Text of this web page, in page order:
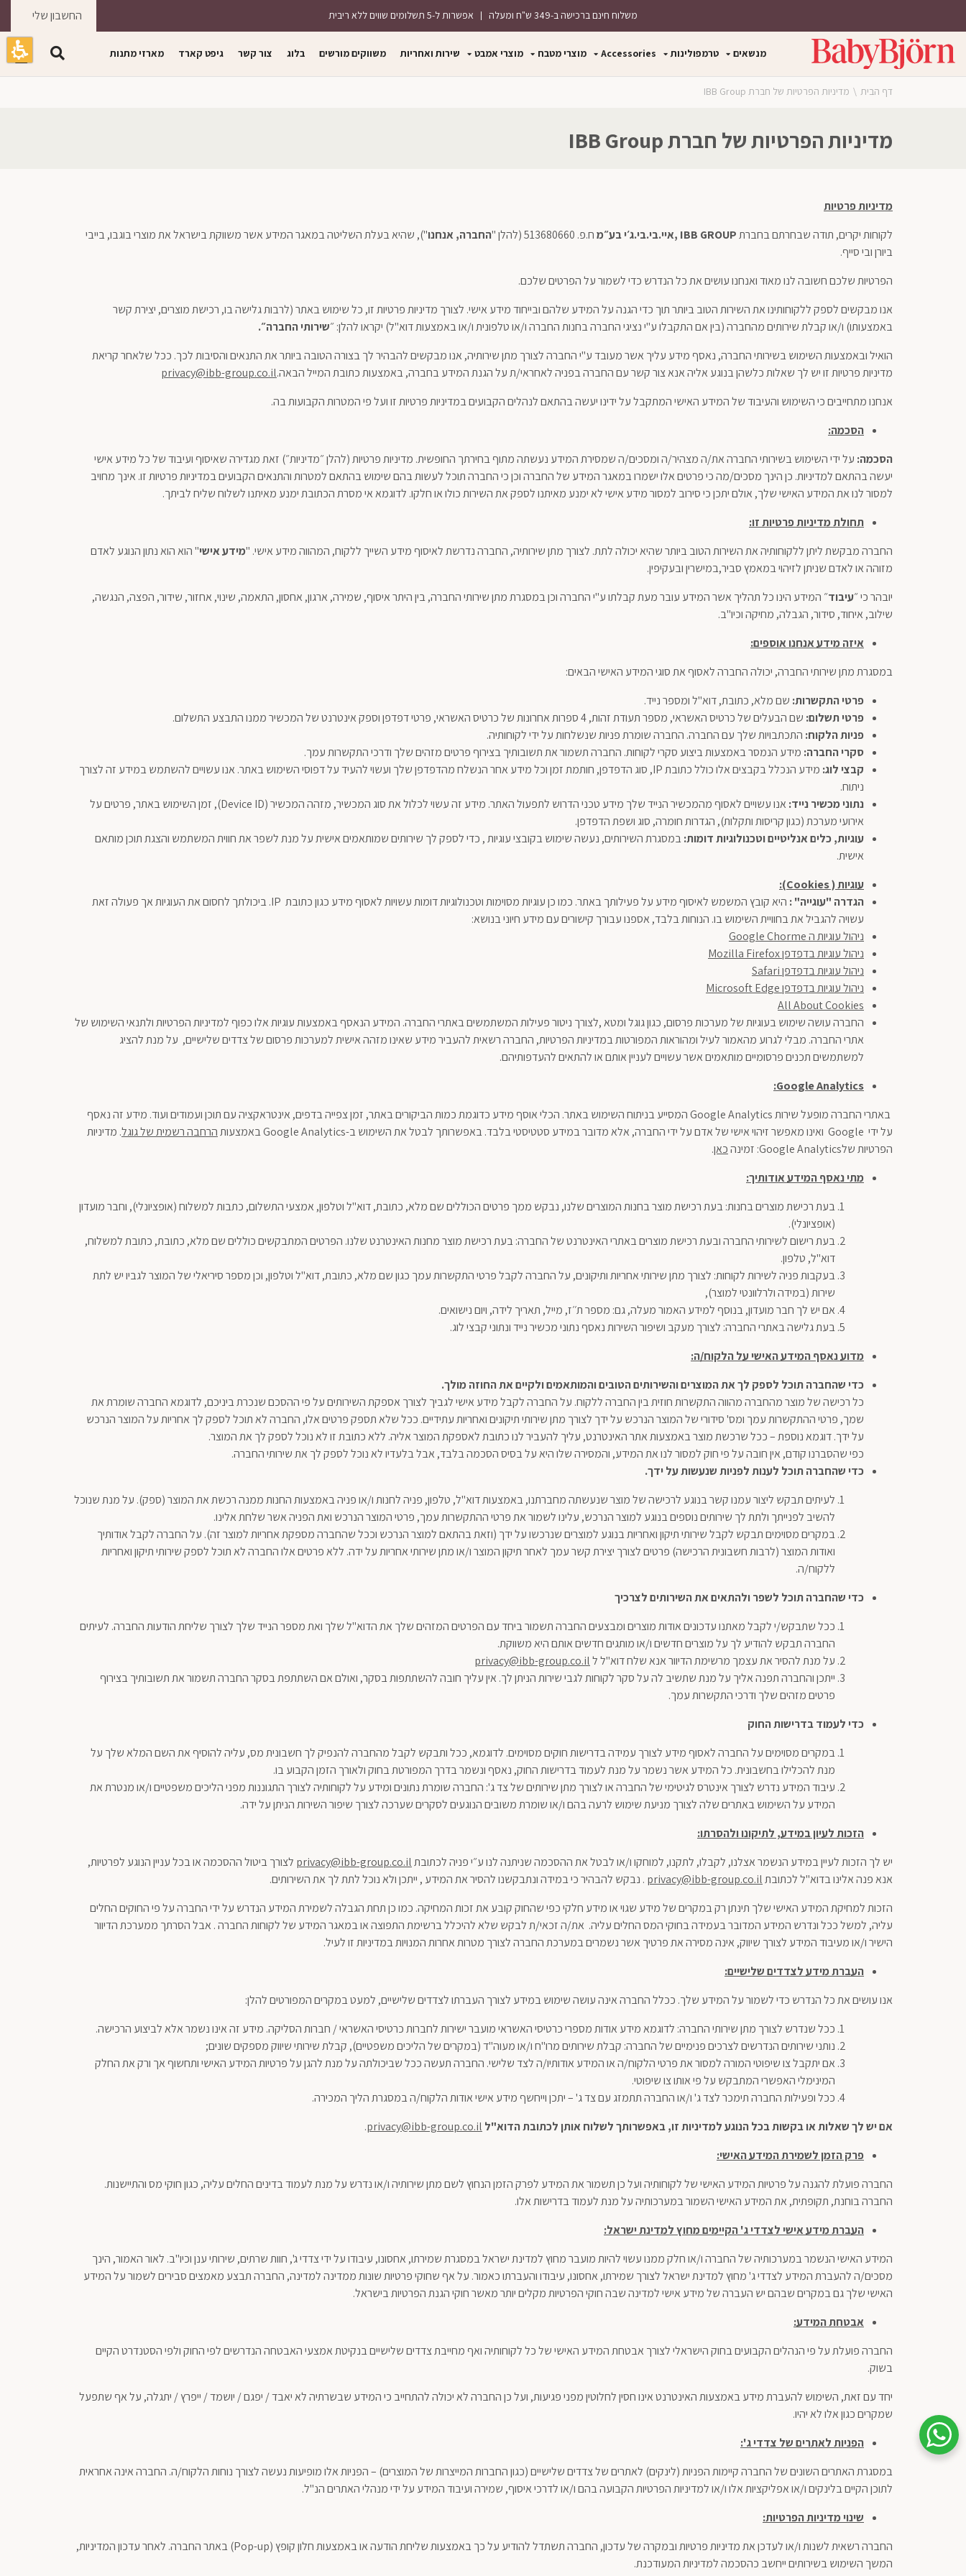
אינטרנט,
לחץ
באפשרותך
ללחוץ
אנטר
משלוח חינם ברכישה ב-349 ש"ח ומעלה אפשרות ל-5 תשלומים שווים ללא ריבית החשבון שלי
פתח תפריט במצב נגיש (התפריט יפתח מסך מוקפץ)
מנשאים טרמפולינות Accessories מוצרי מטבח מוצרי אמבט שירות ואחריות משווקים מורשים בלוג צור קשר גיפט קארד מארזי מתנות
דף הבית מדיניות הפרטיות של חברת IBB Group
מדיניות הפרטיות של חברת IBB Group
מדיניות פרטיות
לקוחות יקרים, תודה שבחרתם בחברת
IBB GROUP ,איי.בי.בי.ג׳י בע״מח.פ. 513680660 (להלן " החברה, אנחנו"), שהיא בעלת השליטה במאגר המידע אשר משווקת בישראל את מוצרי בוגבו, בייבי
ביורן ובי סייף.
הפרטיות שלכם חשובה לנו מאוד ואנחנו עושים את כל הנדרש כדי לשמור על הפרטים שלכם.
אנו מבקשים לספק ללקוחותינו את השירות הטוב ביותר תוך כדי הגנה על המידע שלהם ובייחוד מידע אישי. לצורך מדיניות פרטיות זו, כל שימוש באתר (לרבות גלישה בו, רכישת מוצרים, יצירת קשר
באמצעותו) ו/או קבלת שירותים מהחברה (בין אם התקבלו ע"י נציגי החברה בחנות החברה ו/או טלפונית ו/או באמצעות דוא"ל) יקראו להלן: ״שירותיהחברה״.
הואיל ובאמצעות השימוש בשירותי החברה, נאסף מידע עליך אשר מעובד ע"י החברה לצורך מתן שירותיה, אנו מבקשים להבהיר לך בצורה הטובה ביותר את התנאים והסיבות לכך. ככל שלאחר קריאת
מדיניות פרטיות זו יש לך שאלות כלשהן בנוגע אליה אנא צור קשר עם החברה בפניה לאחראי/ת על הגנת המידע בחברה, באמצעות כתובת המייל הבאה.privacy@ibb-group.co.il
אנחנו מתחייבים כי השימוש והעיבוד של המידע האישי המתקבל על ידינו יעשה בהתאם לנהלים הקבועים במדיניות פרטיות זו ועל פי המטרות הקבועות בה.
הסכמה:
הסכמה: על ידי השימוש בשירותי החברה את/ה מצהיר/ה ומסכים/ה שמסירת המידע נעשתה מתוף בחירתך החופשית. מדיניות פרטיות (להלן ״מדיניות״) זאת מגדירה שאיסוף ועיבוד של כל מידע אישי
יעשה בהתאם למדיניות. כן הינך מסכים/מה כי פרטים אלו ישמרו במאגר המידע של החברה וכן כי החברה תוכל לעשות בהם שימוש בהתאם למטרות והתנאים הקבועים במדיניות פרטיות זו. אינך מחויב
למסור לנו את המידע האישי שלך, אולם יתכן כי סירוב למסור מידע אישי לא ימנע מאיתנו לספק את השירות כולו או חלקו. לדוגמא אי מסרת הכתובת ימנע מאיתנו לשלוח שליח לביתך.
תחולת מדיניות פרטיות זו:
החברה מבקשת ליתן ללקוחותיה את השירות הטוב ביותר שהיא יכולה לתת. לצורך מתן שירותיה, החברה נדרשת לאיסוף מידע השייך ללקוח, המהווה מידע אישי. "מידעאישי" הוא הוא נתון הנוגע לאדם
מזוהה או לאדם שניתן לזיהוי במאמץ סביר,במישרין ובעקיפין.
יובהר כי ״עיבוד״ המידע הינו כל תהליך אשר המידע עובר מעת קבלתו ע"י החברה וכן במסגרת מתן שירותי החברה, בין היתר איסוף, שמירה, ארגון, אחסון, התאמה, שינוי, אחזור, שידור, הפצה, הנגשה,
שילוב, איחוד, סידור, הגבלה, מחיקה וכיו"ב.
איזה מידע אנחנו אוספים:
במסגרת מתן שירותי החברה, יכולה החברה לאסוף את סוגי המידע האישי הבאים:
פרטי התקשרות: שם מלא, כתובת, דוא"ל ומספר נייד.
פרטי תשלום: שם הבעלים של כרטיס האשראי, מספר תעודת זהות, 4 ספרות אחרונות של כרטיס האשראי, פרטי דפדפן וספק אינטרנט של המכשיר ממנו התבצע התשלום.
פניות הלקוח: התכתבויות שלך עם החברה. החברה שומרת פניות שנשלחות על ידי לקוחותיה.
סקרי החברה: מידע הנמסר באמצעות ביצוע סקרי לקוחות. החברה תשמור את תשובותיך בצירוף פרטים מזהים שלך ודרכי התקשרות עמך.
קבצי לוג:
מידע הנכלל בקבצים אלו כולל כתובת IP, סוג הדפדפן, חותמת זמן וכל מידע אחר הנשלח מהדפדפן שלך ועשוי להעיד על דפוסי השימוש באתר. אנו עשויים להשתמש במידע זה לצורך
ניתוח.
נתוני מכשיר נייד:
אנו עשויים לאסוף מהמכשיר הנייד שלך מידע טכני הדרוש לתפעול האתר. מידע זה עשוי לכלול את סוג המכשיר, מזהה המכשיר (Device ID), זמן השימוש באתר, פרטים על
אירועי מערכת (כגון קריסות ותקלות), הגדרות חומרה, סוג ושפת הדפדפן.
עוגיות, כלים אנליטיים וטכנולוגיות דומות:במסגרת השירותים, נעשה שימוש בקובצי עוגיות , כדי לספק לך שירותים שמותאמים אישית על מנת לשפר את חווית המשתמש והצגת תוכן מותאם
אישית.
עוגיות (Cookies
)
:
הגדרה "עוגייה" :
היא קובץ המשמש לאיסוף מידע על פעילותך באתר. כמו כן עוגיות מסוימות וטכנולוגיות דומות עשויות לאסוף מידע כגון כתובת IP. ביכולתך לחסום את העוגיות אך פעולה זאת
עשויה להגביל את בחוויית השימוש בו. הנוחות בלבד, אספנו עבורך קישורים עם מידע חיוני בנושא:
ניהול עוגיות ה Google Chorme
ניהול עוגיות בדפדפן Mozilla Firefox
ניהול עוגיות בדפדפן Safari
ניהול עוגיות בדפדפן Microsoft Edge
All About Cookies
החברה עושה שימוש בעוגיות של מערכות פרסום, כגון גוגל ומטא ,לצורך ניטור פעילות המשתמשים באתרי החברה. המידע הנאסף באמצעות עוגיות אלו כפוף למדיניות הפרטיות ולתנאי השימוש של
אתרי החברה. מבלי לגרוע מהאמור לעיל ומהוראות המפורטות במדיניות הפרטיות, החברה רשאית להעביר מידע שאינו מזהה אישית למערכות פרסום של צדדים שלישיים, על מנת להציג
למשתמשים תכנים פרסומיים מותאמים אשר עשויים לעניין אותם או להתאים להעדפותיהם.
Google Analytics
:
באתרי החברה מופעל שירות Google Analytics המסייע בניתוח השימוש באתר. הכלי אוסף מידע כדוגמת כמות הביקורים באתר, זמן צפייה בדפים, אינטראקציה עם תוכן ועמודים ועוד. מידע זה נאסף
על ידי Google ואינו מאפשר זיהוי אישי של אדם על ידי החברה, אלא מדובר במידע סטטיסטי בלבד. באפשרותך לבטל את השימוש ב-Google Analytics באמצעות
הרחבה רשמית של גוגל. מדיניות
הפרטיות שלGoogle Analytics: זמינה
כאן.
מתי נאסף המידע אודותיך:
בעת רכישת מוצרים בחנות: בעת רכישת מוצר בחנות המוצרים שלנו, נבקש ממך פרטים הכוללים שם מלא, כתובת, דוא"ל וטלפון, אמצעי התשלום, כתבות למשלוח (אופציונלי), וחבר מועדון
(אופציונלי).
בעת רישום לשירותי החברה ובעת רכישת מוצרים באתרי האינטרנט של החברה: בעת רכישת מוצר מחנות האינטרנט שלנו. הפרטים המתבקשים כוללים שם מלא, כתובת, כתובת למשלוח,
דוא"ל, טלפון.
בעקבות פניה לשירות לקוחות: לצורך מתן שירותי אחריות ותיקונים, על החברה לקבל פרטי התקשרות עמך כגון שם מלא, כתובת, דוא"ל וטלפון, וכן מספר סיריאלי של המוצר לגביו יש לתת
שירות (במידה ולרלוונטי למוצר),
אם יש לך חבר מועדון, בנוסף למידע האמור מעלה, גם: מספר ת׳׳ז, מייל, תאריך לידה, ויום נישואים.
בעת גלישה באתרי החברה: לצורך מעקב ושיפור השירות נאסף נתוני מכשיר נייד ונתוני קבצי לוג.
מדוע נאסף המידע האישי על הלקוח/ה:
כדי שהחברה תוכל לספק לך אתהמוצרים והשירותיםהטובים והמותאמיםולקיים את החוזה מולך.
כל רכישה של מוצר מהחברה מהווה התקשרות חוזית בין החברה ללקוח. על החברה לקבל מידע אישי לגביך לצורך אספקת השירותים על פי ההסכם שנכרת ביניכם, לדוגמא החברה שומרת את
שמך, פרטי ההתקשרות עמך ומס' סידורי של המוצר הנרכש על ידך לצורך מתן שירותי תיקונים ואחריות עתידיים. ככל שלא תספק פרטים אלו, החברה לא תוכל לספק לך אחריות על המוצר הנרכש
על ידך. דוגמא נוספת – ככל שרכשת מוצר באמצעות אתר האינטרנט, עליך להעביר לנו כתובת לאספקת המוצר אליה. ללא כתובת זו לא נוכל לספק לך את המוצר.
כפי שהסברנו קודם, אין חובה על פי חוק למסור לנו את המידע, והמסירה שלו היא על בסיס הסכמה בלבד, אבל בלעדיו לא נוכל לספק לך את שירותי החברה.
כדי שהחברה תוכל לענות לפניות שנעשות על ידך.
לעיתים תבקש ליצור עמנו קשר בנוגע לרכישה של מוצר שנעשתה מחברתנו, באמצעות דוא"ל, טלפון, פניה לחנות ו/או פניה באמצעות החנות ממנה רכשת את המוצר (ספק). על מנת שנוכל
להשיב לפנייתך ולתת לך שירותים נוספים בנוגע למוצר הנרכש, עלינו לשמור את פרטי ההתקשרות עמך, פרטי המוצר הנרכש ואת הפניה אשר שלחת אלינו.
במקרים מסוימים תבקש לקבל שירותי תיקון ואחריות בנוגע למוצרים שנרכשו על ידך (וזאת בהתאם למוצר הנרכש וככל שהחברה מספקת אחריות למוצר זה). על החברה לקבל אודותיך
ואודות המוצר (לרבות חשבונית הרכישה) פרטים לצורך יצירת קשר עמך לאחר תיקון המוצר ו/או מתן שירותי אחריות על ידה. ללא פרטים אלו החברה לא תוכל לספק שירותי תיקון ואחריות
ללקוח/ה.
כדי שהחברה תוכל לשפר ולהתאים את השירותים לצרכיך
ככל שתבקש/י לקבל מאתנו עדכונים אודות מוצרים ומבצעים החברה תשמור ביחד עם הפרטים המזהים שלך את הדוא"ל שלך ואת מספר הנייד שלך לצורך שליחת הודעות החברה. לעיתים
החברה תבקש להודיע לך על מוצרים חדשים ו/או מותגים חדשים אותם היא משווקת.
על מנת להסיר את עצמך מרשימת הדיוור אנא שלח דוא"ל לprivacy@ibb-group.co.il
ייתכן והחברה תפנה אליך על מנת שתשיב לה על סקר לקוחות לגבי שירות הניתן לך. אין עליך חובה להשתתפות בסקר, ואולם אם השתתפת בסקר החברה תשמור את תשובותיך בצירוף
פרטים מזהים שלך ודרכי התקשרות עמך.
כדי לעמוד בדרישות החוק
במקרים מסוימים על החברה לאסוף מידע לצורך עמידה בדרישות חוקים מסוימים. לדוגמא, ככל ותבקש לקבל מהחברה להנפיק לך חשבונית מס, עליה להוסיף את השם המלא שלך על
מנת להכלילו בחשבונית. כל המידע אשר נשמר על מנת לעמוד בדרישות החוק, נאסף ונשמר בדרך המפורטת בחוק ולאורך הזמן הקבוע בו.
עיבוד המידע נדרש לצורך אינטרס לגיטימי של החברה או לצורך מתן שירותים של צד ג': החברה שומרת נתונים ומידע על לקוחותיה לצורך התגוננות מפני הליכים משפטיים ו/או מנטרת את
המידע על השימוש באתרים שלה לצורך מניעת שימוש לרעה בהם ו/או שומרת משובים הנוגעים לסקרים שערכה לצורך שיפור השירות הניתן על ידה.
הזכות לעיון במידע, לתיקונו ולהסרתו:
יש לך הזכות לעיין במידע הנשמר אצלנו, לקבלו, לתקנו, למוחקו ו/או לבטל את ההסכמה שניתנה לנו ע״י פניה לכתובתprivacy@ibb-group.co.il לצורך ביטול ההסכמה או בכל עניין הנוגע לפרטיות,
אנא פנה אלינו בדוא"ל לכתובתprivacy@ibb-group.co.il . נבקש להבהיר כי במידה ונתבקשנו להסיר את המידע , ייתכן ולא נוכל לתת לך את השירותים.
הזכות למחיקת המידע האישי שלך תינתן רק במקרים של מידע שגוי או מידע חלקי כפי שהחוק קובע את זכות המחיקה. כמו כן תחת הגבלה לשמירת המידע הנדרש על ידי החברה על פי החוקים החלים
עליה, למשל ככל ונדרש המידע המדובר בעמידה בחוקי המס החלים עליה. את/ה זכאי/ת לבקש שלא להיכלל ברשימת התפוצה או במאגר המידע של לקוחות החברה . אבל הסרתך ממערכת הדיוור
הישיר ו/או מעיבוד המידע לצורך שיווק, אינה מסירה את פרטיך אשר נשמרים במערכת החברה לצורך מטרות אחרות המנויות במדיניות זו לעיל.
העברת מידע לצדדים שלישיים:
אנו עושים את כל הנדרש כדי לשמור על המידע שלך. ככלל החברה אינה עושה שימוש במידע לצורך העברתו לצדדים שלישיים, למעט במקרים המפורטים להלן:
ככל שנדרש לצורך מתן שירותי החברה: לדוגמא מידע אודות מספרי כרטיסי האשראי מועבר ישירות לחברות כרטיסי האשראי / חברות הסליקה. מידע זה אינו נשמר אלא לביצוע הרכישה.
נותני שירותים הנדרשים לצרכים פנימיים של החברה: קבלת שירותים מרו"ח ו/או מעוה"ד (במקרים של הליכים משפטיים), קבלת שירותי שיווק מספקים שונים;
אם יתקבל צו שיפוטי המורה למסור את פרטי הלקוח/ה או המידע אודותיו/ה לצד שלישי. החברה תעשה ככל שביכולתה על מנת להגן על פרטיות המידע האישי ותחשוף אך ורק את החלק
המינימלי האפשרי המתבקש על פי אותו צו שיפוטי.
ככל ופעילות החברה תימכר לצד ג' ו/או החברה תתמזג עם צד ג' – יתכן וייחשף מידע אישי אודות הלקוח/ה במסגרת הליך המכירה.
אם יש לך שאלות או בקשות בכל הנוגע למדיניות זו, באפשרותך לשלוח אותן לכתובת הדוא"ל privacy@ibb-group.co.il
.
פרק הזמן לשמירת המידע האישי:
החברה פועלת להגנה על פרטיות המידע האישי של לקוחותיה ועל כן תשמור את המידע לפרק הזמן הנחוץ לשם מתן שירותיה ו/או נדרש על מנת לעמוד בדינים החלים עליה, כגון חוקי מס והתיישנות.
החברה בוחנת, תקופתית, את המידע האישי השמור במערכותיה על מנת לעמוד בדרישות אלו.
העברת מידע אישי לצדדי ג' הקיימים מחוץ למדינת ישראל:
המידע האישי הנשמר במערכותיה של החברה ו/או חלק ממנו עשוי להיות מועבר מחוץ למדינת ישראל במסגרת שמירתו, אחסונו, עיבודו על ידי צדדי ג', חוות שרתים, שירותי ענן וכיו"ב. לאור האמור, הינך
מסכים/ה להעברת המידע לצדדי ג' מחוץ למדינת ישראל לצורך שמירתו, אחסונו, עיבודו והעברתו כאמור. על אף שחוקי פרטיות שונות ממדינה למדינה, החברה תבצע מאמצים סבירים לשמור על המידע
האישי שלך גם במקרים שבהם יש העברה של מידע אישי למדינה שבה חוקי הפרטיות מקלים יותר מאשר חוקי הגנת הפרטיות בישראל.
אבטחת המידע:
החברה פועלת על פי הנהלים הקבועים בחוק הישראלי לצורך אבטחת המידע האישי של כל לקוחותיה ואף מחייבת צדדים שלישיים בנקיטת אמצעי האבטחה הנדרשים לפי החוק ולפי הסטנדרט הקיים
בשוק.
יחד עם זאת, השימוש להעברת מידע באמצעות האינטרנט אינו חסין לחלוטין מפני פגיעות, ועל כן החברה לא יכולה להתחייב כי המידע שבשרתיה לא יאבד / יפגם / יושמד / ייפרץ / יתגלה, על אף שתפעל
שמקרים כגון אלו לא יהיו.
הפניות לאתרים של צדדי ג'
:
במסגרת האתרים השונים של החברה קיימות הפניות (לינקים) לאתרים של צדדים שלישיים (כגון החברות המייצרות של המוצרים) – הפניות אלו מופיעות נעשה לצורך נוחות הלקוח/ה. החברה אינה אחראית
לתוכן הקיים בלינקים ו/או אפליקציות אלו ו/או למדיניות הפרטיות הקבועה בהם ו/או לדרכי איסוף, שמירה ועיבוד המידע על ידי מנהלי האתרים הנ"ל.
שינוי מדיניות הפרטיות:
החברה רשאית לשנות ו/או לעדכן את מדיניות פרטיות ובמקרה של עדכון, החברה תשתדל להודיע על כך באמצעות שליחת הודעה או באמצעות חלון קופץ (Pop-up) באתר החברה. לאחר עדכון המדיניות,
המשך השימוש בשירותים ייחשב כהסכמה למדיניות המעודכנת.
שיחת ווטסאפ עם שירות הלקוחות